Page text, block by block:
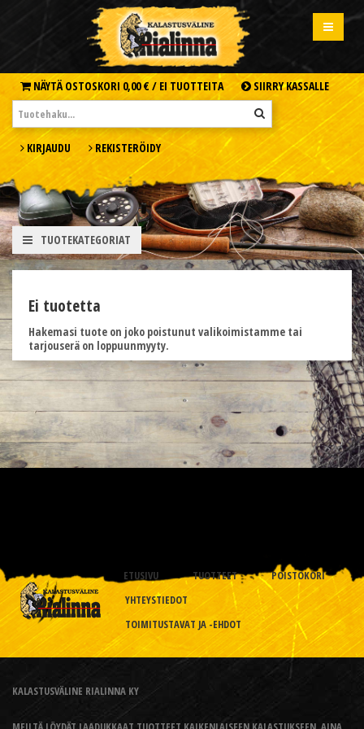
NÄYTÄ OSTOSKORI 0,00 € / EI TUOTTEITA SIIRRY KASSALLE
KIRJAUDU REKISTERÖIDY
TUOTEKATEGORIAT
Ei tuotetta
Hakemasi tuote on joko poistunut valikoimistamme tai
tarjouserä on loppuunmyyty.
ETUSIVU TUOTTEET
POISTOKORI
YHTEYSTIEDOT
TOIMITUSTAVAT JA -EHDOT
KALASTUSVÄLINE RIALINNA KY